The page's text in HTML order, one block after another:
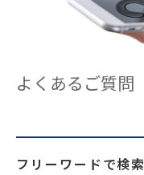
よくあるご質問
フリーワードで検索